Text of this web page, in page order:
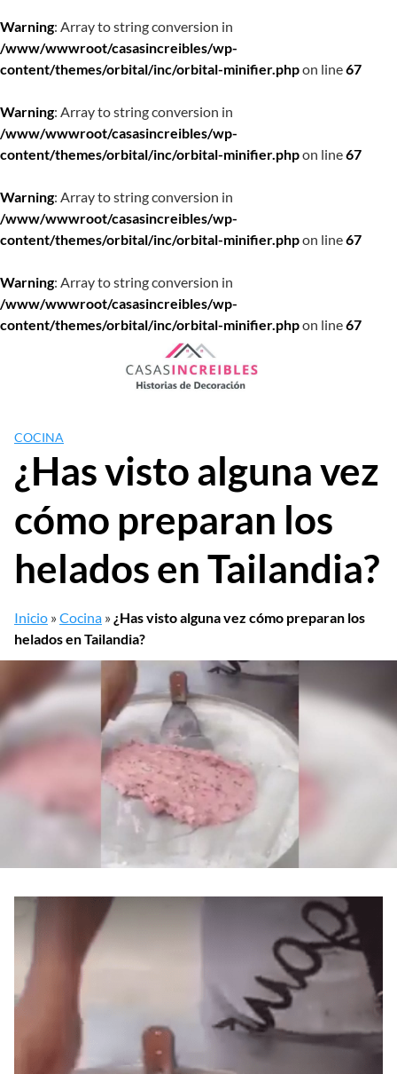
Warning: Array to string conversion in
/www/wwwroot/casasincreibles/wp-
content/themes/orbital/inc/orbital-minifier.phpon line67
Warning: Array to string conversion in
/www/wwwroot/casasincreibles/wp-
content/themes/orbital/inc/orbital-minifier.phpon line67
Warning: Array to string conversion in
/www/wwwroot/casasincreibles/wp-
content/themes/orbital/inc/orbital-minifier.phpon line67
Warning: Array to string conversion in
/www/wwwroot/casasincreibles/wp-
content/themes/orbital/inc/orbital-minifier.phpon line67
COCINA
¿Has visto alguna vez
cómo preparan los
helados en Tailandia?
Inicio »Cocina » ¿Has visto alguna vez cómo preparan los
helados en Tailandia?